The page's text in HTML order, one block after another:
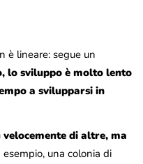
è lineare: segue un
lo sviluppo è molto lento
a svilupparsi in
di altre, ma
una colonia di